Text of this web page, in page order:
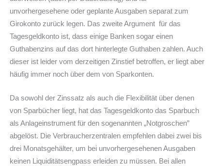
unvorhergesehene oder geplante Ausgaben separat zum
Girokonto zurück legen. Das zweite Argument für das
Tagesgeldkonto ist, dass einige Banken sogar einen
Guthabenzins auf das dort hinterlegte Guthaben zahlen. Auch
dieser ist leider vom derzeitigen Zinstief betroffen, er liegt aber
häufig immer noch über dem von Sparkonten.
Da sowohl der Zinssatz als auch die Flexibilität über denen
von Sparbücher liegt, hat das Tagesgeldkonto das Sparbuch
als Anlageinstrument für den sogenannten „Notgroschen”
abgelöst. Die Verbraucherzentralen empfehlen dabei zwei bis
drei Monatsgehälter, um bei unvorhergesehenen Ausgaben
keinen Liquiditätsengpass erleiden zu müssen. Bei allen